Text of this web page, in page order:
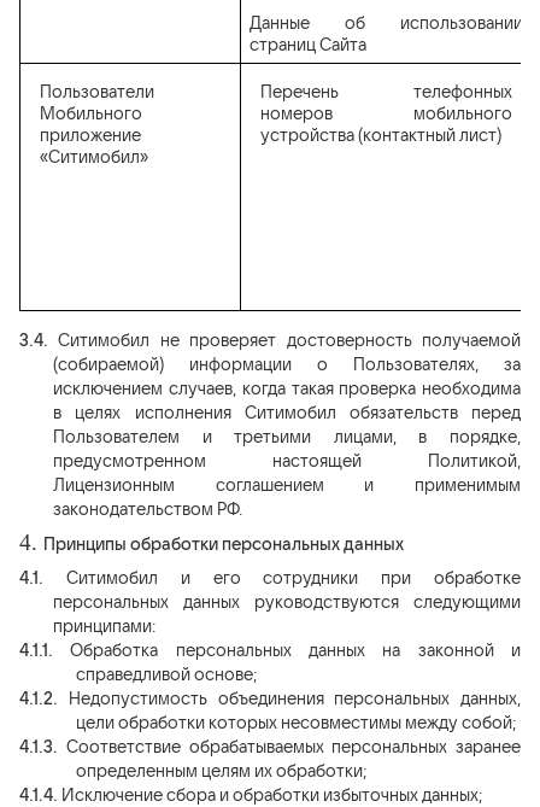
Данные об использовании
страниц Сайта
Пользователи
Мобильного
приложение
«Ситимобил»
Перечень телефонных
номеров мобильного
устройства (контактный лист)
3.4. Ситимобил не проверяет достоверность получаемой
(собираемой) информации о Пользователях, за
исключением случаев, когда такая проверка необходима
в целях исполнения Ситимобил обязательств перед
Пользователем и третьими лицами, в порядке,
предусмотренном настоящей Политикой,
Лицензионным соглашением и применимым
законодательством РФ.
4. Принципы обработки персональных данных
4.1.
Ситимобил и его сотрудники при обработке
персональных данных руководствуются следующими
принципами:
4.1.1.
Обработка персональных данных на законной и
справедливой основе;
4.1.2.
Недопустимость объединения персональных данных,
цели обработки которых несовместимы между собой;
4.1.3. Соответствие обрабатываемых персональных заранее
определенным целям их обработки;
4.1.4. Исключение сбора и обработки избыточных данных;